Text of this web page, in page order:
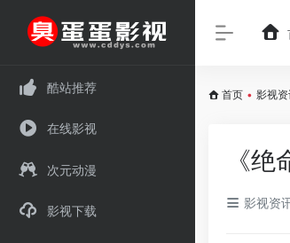
酷站推荐
在线影视
次元动漫
影视下载
首页 • 影视
《
影视资